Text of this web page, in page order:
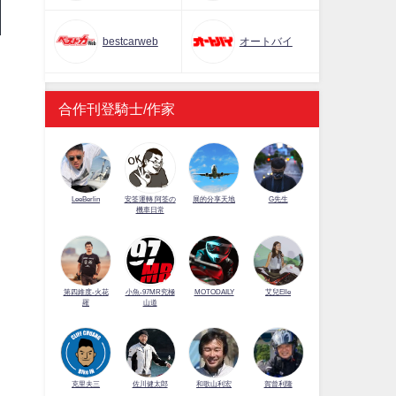
bestcarweb オートバイ
合作刊登騎士/作家
LeeBerlin
安筌運轉 阿筌の
機車日常
展的分享天地 G先生
第四維度-火花
羅
小魚-97MR究極
山道
MOTODAILY 艾兒Elle
克里夫三 佐川健太郎 和歌山利宏 賀曾利隆